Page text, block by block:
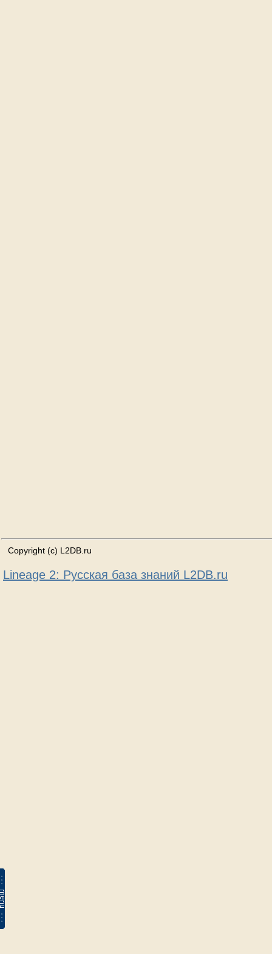
Copyright (c) L2DB.ru
Lineage 2: Русская база знаний L2DB.ru